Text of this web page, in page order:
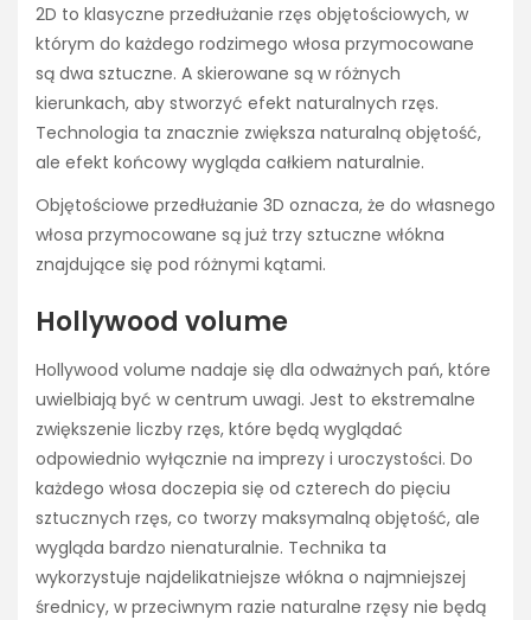
2D to klasyczne przedłużanie rzęs objętościowych, w
którym do każdego rodzimego włosa przymocowane
są dwa sztuczne. A skierowane są w różnych
kierunkach, aby stworzyć efekt naturalnych rzęs.
Technologia ta znacznie zwiększa naturalną objętość,
ale efekt końcowy wygląda całkiem naturalnie.
Objętościowe przedłużanie 3D oznacza, że do własnego
włosa przymocowane są już trzy sztuczne włókna
znajdujące się pod różnymi kątami.
Hollywood volume
Hollywood volume nadaje się dla odważnych pań, które
uwielbiają być w centrum uwagi. Jest to ekstremalne
zwiększenie liczby rzęs, które będą wyglądać
odpowiednio wyłącznie na imprezy i uroczystości. Do
każdego włosa doczepia się od czterech do pięciu
sztucznych rzęs, co tworzy maksymalną objętość, ale
wygląda bardzo nienaturalnie. Technika ta
wykorzystuje najdelikatniejsze włókna o najmniejszej
średnicy, w przeciwnym razie naturalne rzęsy nie będą